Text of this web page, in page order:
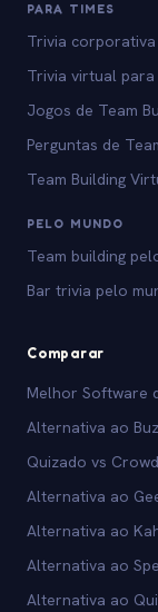
PARA TIMES
Trivia corporativa
Trivia virtual
Jogos de Team
Perguntas de
Team Building
PELO MUNDO
Team building
Bar trivia pelo
Comparar
Melhor Software
Alternativa ao
Quizado vs
Alternativa ao
Alternativa ao
Alternativa ao
Alternativa ao